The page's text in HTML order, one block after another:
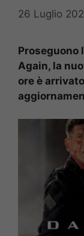
26 Luglio
Proseguono
Again, la
ore è